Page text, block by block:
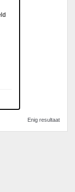
Enig resultaat